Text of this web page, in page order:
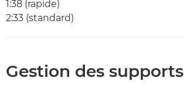
1:38 (rapide)
2:33 (standard)
Gestion des supports